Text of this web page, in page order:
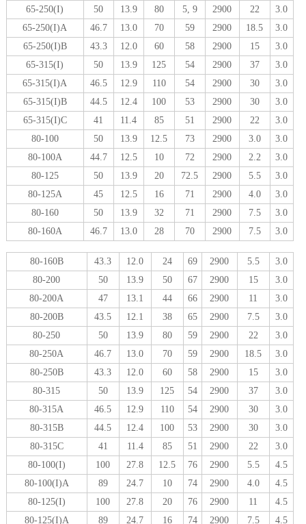
65-250(I)
50 13.9 80 5, 9 2900 22
3.0
65-250(I)A
46.7 13.0 70 59 2900 18.5
3.0
65-250(I)B
43.3 12.0 60 58 2900 15
3.0
65-315(I)
50 13.9 125 54 2900 37
3.0
65-315(I)A
46.5 12.9 110 54 2900 30
3.0
65-315(I)B
44.5 12.4 100 53 2900 30
3.0
65-315(I)C
41 11.4 85 51 2900 22
3.0
80-100
50 13.9 12.5 73 2900 3.0
3.0
80-100A
44.7 12.5 10 72 2900 2.2
3.0
80-125
50 13.9 20 72.5 2900 5.5
3.0
80-125A
45 12.5 16 71 2900 4.0
3.0
80-160
50 13.9 32 71 2900 7.5
3.0
80-160A
46.7 13.0 28 70 2900 7.5 3.0
80-160B 43.3 12.0 24 69 2900 5.5
3.0
80-200
50 13.9 50 67 2900 15
3.0
80-200A
47 13.1 44 66 2900 11
3.0
80-200B
43.5 12.1 38 65 2900 7.5
3.0
80-250
50 13.9 80 59 2900 22
3.0
80-250A
46.7 13.0 70 59 2900 18.5
3.0
80-250B
43.3 12.0 60 58 2900 15
3.0
80-315
50 13.9 125 54 2900 37
3.0
80-315A
46.5 12.9 110 54 2900 30
3.0
80-315B
44.5 12.4 100 53 2900 30
3.0
80-315C
41 11.4 85 51 2900 22
3.0
80-100(I)
100 27.8 12.5 76 2900 5.5
4.5
80-100(I)A
89 24.7 10 74 2900 4.0
4.5
80-125(I)
100 27.8 20 76 2900 11
4.5
80-125(I)A
89 24.7 16 74 2900 7.5 4.5